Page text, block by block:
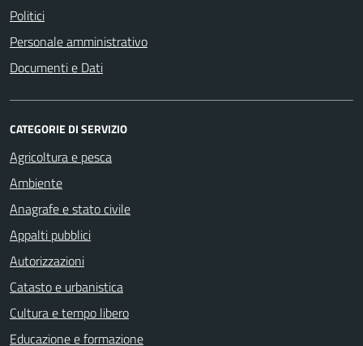
Politici
Personale amministrativo
Documenti e Dati
CATEGORIE DI SERVIZIO
Agricoltura e pesca
Ambiente
Anagrafe e stato civile
Appalti pubblici
Autorizzazioni
Catasto e urbanistica
Cultura e tempo libero
Educazione e formazione